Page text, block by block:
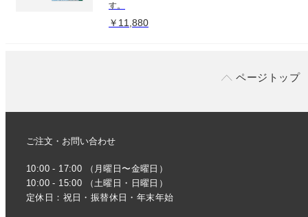
す。
￥11,880
ページトップ
ご注文・お問い合わせ
10:00 - 17:00 （月曜日〜金曜日）
10:00 - 15:00 （土曜日・日曜日）
定休日：祝日・振替休日・年末年始